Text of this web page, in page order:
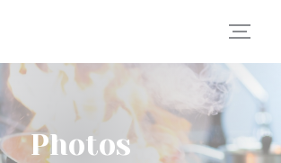
vos choix en matière de cookies
Photos